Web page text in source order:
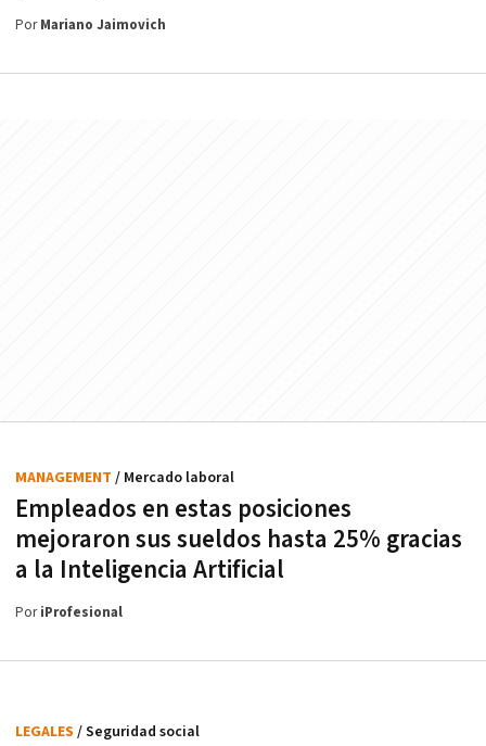
PorMariano Jaimovich
Empleados en estas posiciones
mejoraron sus sueldos hasta 25% gracias
a la Inteligencia Artificial
MANAGEMENT / Mercado laboral
PoriProfesional
LEGALES / Seguridad social